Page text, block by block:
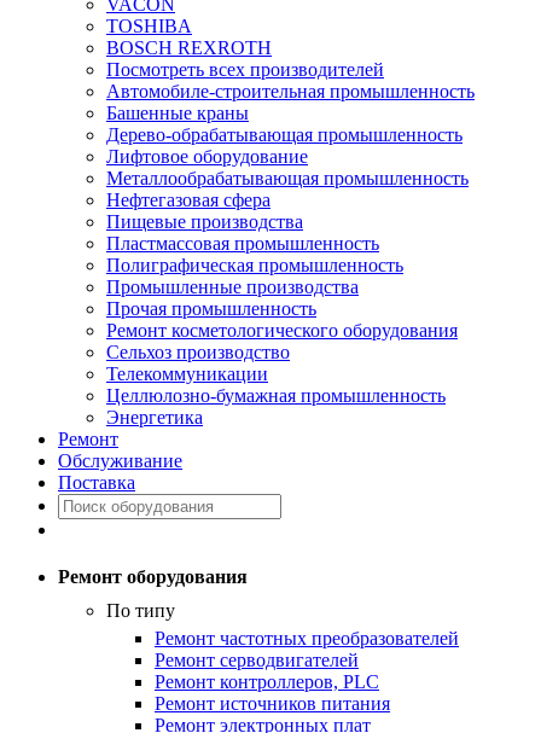
VACON
TOSHIBA
BOSCH REXROTH
Посмотреть всех производителей
Автомобиле-строительная промышленность
Башенные краны
Дерево-обрабатывающая промышленность
Лифтовое оборудование
Металлообрабатывающая промышленность
Нефтегазовая сфера
Пищевые производства
Пластмассовая промышленность
Полиграфическая промышленность
Промышленные производства
Прочая промышленность
Ремонт косметологического оборудования
Сельхоз производство
Телекоммуникации
Целлюлозно-бумажная промышленность
Энергетика
Ремонт
Обслуживание
Поставка
Ремонт оборудования
По типу
Ремонт частотных преобразователей
Ремонт серводвигателей
Ремонт контроллеров, PLC
Ремонт источников питания
Ремонт электронных плат